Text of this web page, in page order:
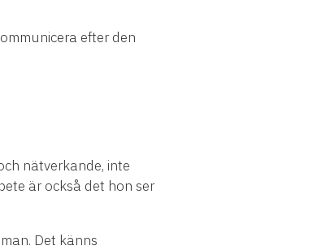
efter den
nätverkande, inte
är också det hon ser
Det känns